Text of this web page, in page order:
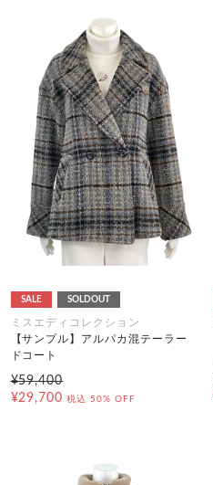
SALE SOLDOUT
ミスエディコレクション
【サンプル】アルパカ混テーラー
ドコート
¥59,400
¥29,700 税込 50% OFF